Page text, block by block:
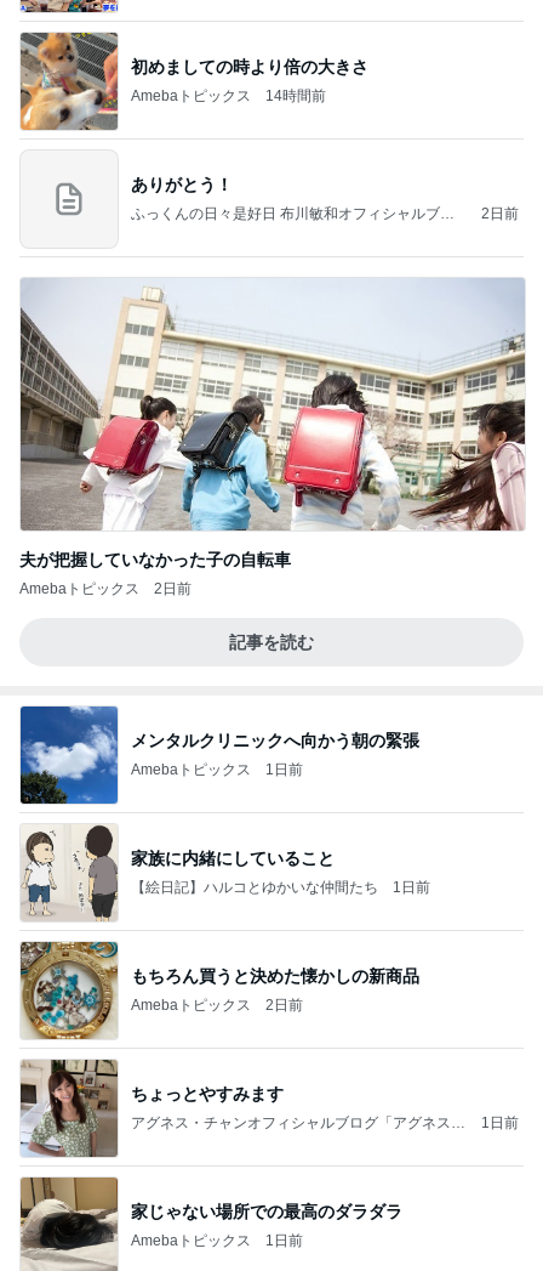
初めましての時より倍の大きさ
Amebaトピックス 14時間前
ありがとう！
ふっくんの日々是好日 布川敏和オフィシャルブロ
2日前
夫が把握していなかった子の自転車
Amebaトピックス 2日前
記事を読む
メンタルクリニックへ向かう朝の緊張
Amebaトピックス 1日前
家族に内緒にしていること
【絵日記】ハルコとゆかいな仲間たち 1日前
もちろん買うと決めた懐かしの新商品
Amebaトピックス 2日前
ちょっとやすみます
アグネス・チャンオフィシャルブログ「アグネスち
1日前
家じゃない場所での最高のダラダラ
Amebaトピックス 1日前